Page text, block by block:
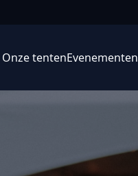
Onze tentenEvenementen